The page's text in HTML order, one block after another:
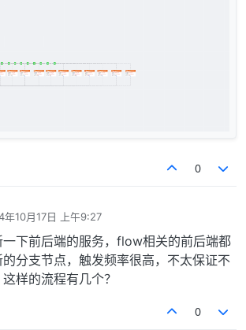
0
年10月17日 上午9:27
辑
下前后端的服务，flow相关的前后端都
分支节点，触发频率很高，不太保证不
样的流程有几个？
0